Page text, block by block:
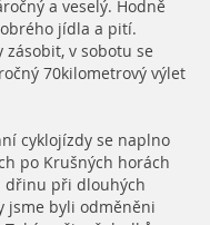
a veselý. Hodně
jídla a pití.
v sobotu se
70kilometrový výlet
cyklojízdy se naplno
po Krušných horách
dřinu při dlouhých
jsme byli odměněni